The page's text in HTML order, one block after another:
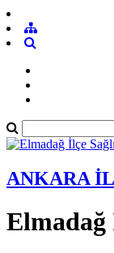
ANKARA
Elmadağ